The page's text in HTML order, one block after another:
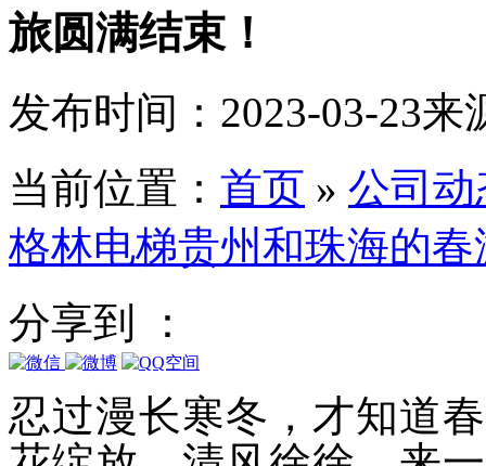
旅圆满结束！
发布时间：2023-03-23来
当前位置： 首页 » 公司动
格林电梯贵州和珠海的
分享到 ：
忍过漫长寒冬，才知道